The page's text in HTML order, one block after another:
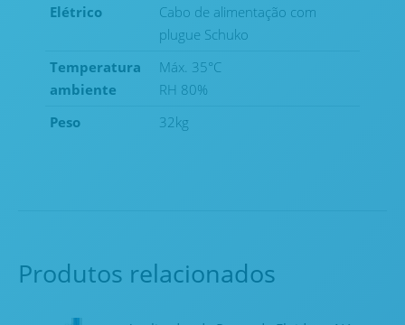
Elétrico
Cabo de alimentação com
plugue Schuko
Temperatura
ambiente
Máx. 35°C
RH 80%
Peso
32kg
Produtos relacionados